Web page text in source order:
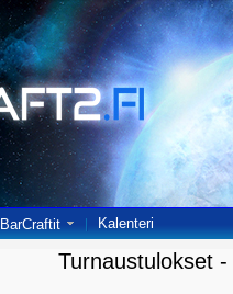
BarCraftit Kalenteri
Turnaustulokset -